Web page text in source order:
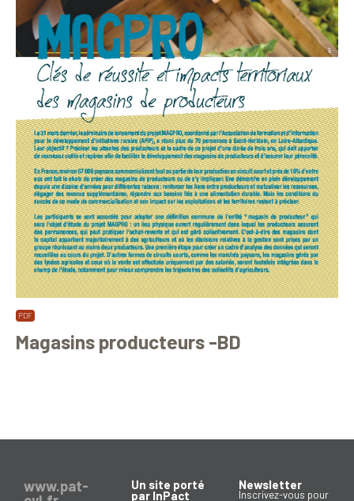
Magasins producteurs -BD
www.pat-
Un site porté
par InPact
Newsletter
Inscrivez-vous pour